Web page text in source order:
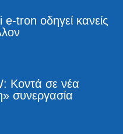
tron οδηγεί κανείς
Κοντά σε νέα
συνεργασία